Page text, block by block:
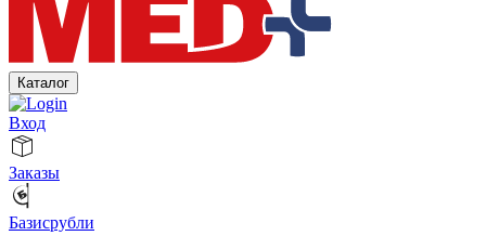
Каталог
Вход
Заказы
Базисрубли